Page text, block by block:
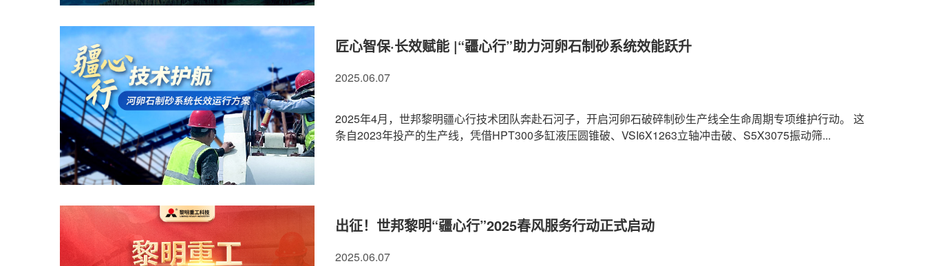
匠心智保·长效赋能 |“疆心行”助力河卵石制砂系统效能跃升
2025.06.07
2025年4月，世邦黎明疆心行技术团队奔赴石河子，开启河卵石破碎制砂生产线全生命周期专项维护行动。 这
条自2023年投产的生产线，凭借HPT300多缸液压圆锥破、VSI6X1263立轴冲击破、S5X3075振动筛...
出征！世邦黎明“疆心行”2025春风服务行动正式启动
2025.06.07